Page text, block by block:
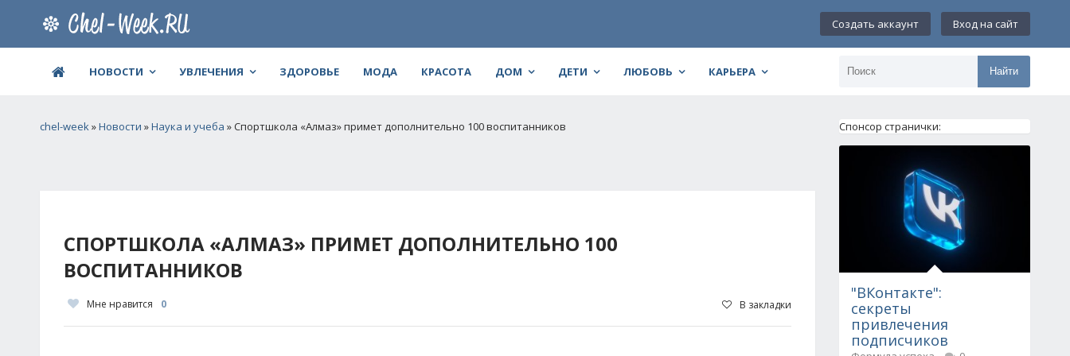
Создать аккаунт Вход на сайт
НОВОСТИ УВЛЕЧЕНИЯ ЗДОРОВЬЕ МОДА КРАСОТА ДОМ ДЕТИ ЛЮБОВЬ КАРЬЕРА Найти
chel-week»Новости »Наука и учеба » Спортшкола «Алмаз» примет дополнительно 100 воспитанников
СПОРТШКОЛА «АЛМАЗ» ПРИМЕТ ДОПОЛНИТЕЛЬНО 100
ВОСПИТАННИКОВ
Мне нравится 0 В закладки
Спонсор странички:
"ВКонтакте":
секреты
привлечения
подписчиков